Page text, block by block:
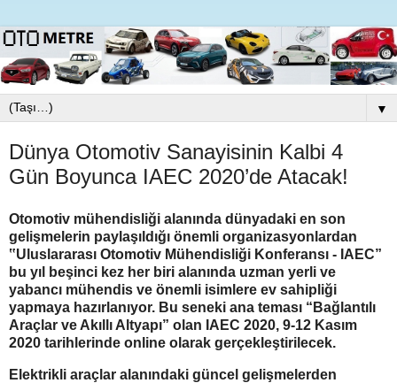
▼
Dünya Otomotiv Sanayisinin Kalbi 4
Gün Boyunca IAEC 2020’de Atacak!
Otomotiv mühendisliği alanında dünyadaki en son
gelişmelerin paylaşıldığı önemli organizasyonlardan
‟Uluslararası Otomotiv Mühendisliği Konferansı - IAEC”
bu yıl beşinci kez her biri alanında uzman yerli ve
yabancı mühendis ve önemli isimlere ev sahipliği
yapmaya hazırlanıyor. Bu seneki ana teması “Bağlantılı
Araçlar ve Akıllı Altyapı” olan IAEC 2020, 9-12 Kasım
2020 tarihlerinde online olarak gerçekleştirilecek.
Elektrikli araçlar alanındaki güncel gelişmelerden